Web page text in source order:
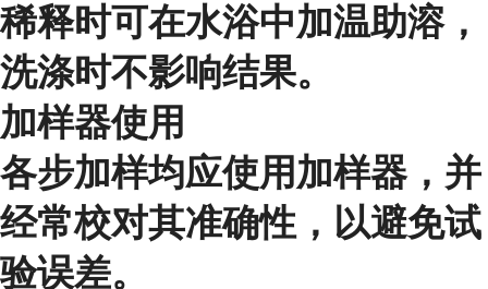
稀释时可在水浴中加温助溶，
洗涤时不影响结果。
加样器使用
各步加样均应使用加样器，并
经常校对其准确性，以避免试
验误差。